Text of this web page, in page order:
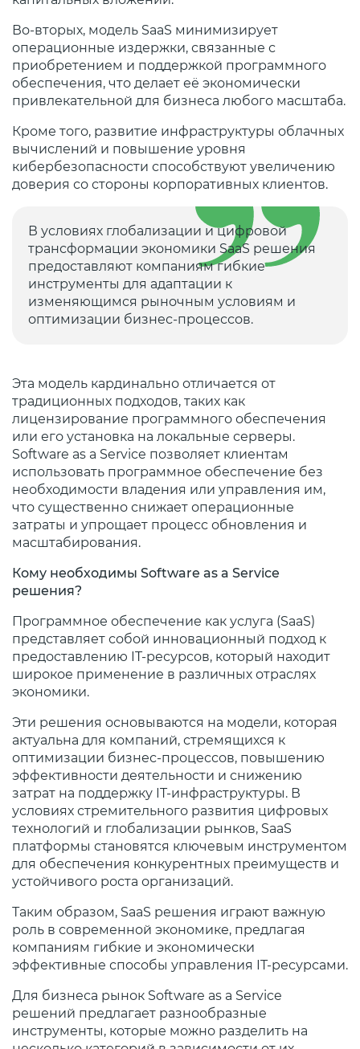
Во-вторых, модель SaaS минимизирует
операционные издержки, связанные с
приобретением и поддержкой программного
обеспечения, что делает её экономически
привлекательной для бизнеса любого масштаба.
Кроме того, развитие инфраструктуры облачных
вычислений и повышение уровня
кибербезопасности способствуют увеличению
доверия со стороны корпоративных клиентов.
В условиях глобализации и цифровой
трансформации экономики SaaS решения
предоставляют компаниям гибкие
инструменты для адаптации к
изменяющимся рыночным условиям и
оптимизации бизнес-процессов.
Эта модель кардинально отличается от
традиционных подходов, таких как
лицензирование программного обеспечения
или его установка на локальные серверы.
Software as a Service позволяет клиентам
использовать программное обеспечение без
необходимости владения или управления им,
что существенно снижает операционные
затраты и упрощает процесс обновления и
масштабирования.
Кому необходимы Software as a Service
решения?
Программное обеспечение как услуга (SaaS)
представляет собой инновационный подход к
предоставлению IT-ресурсов, который находит
широкое применение в различных отраслях
экономики.
Эти решения основываются на модели, которая
актуальна для компаний, стремящихся к
оптимизации бизнес-процессов, повышению
эффективности деятельности и снижению
затрат на поддержку IT-инфраструктуры. В
условиях стремительного развития цифровых
технологий и глобализации рынков, SaaS
платформы становятся ключевым инструментом
для обеспечения конкурентных преимуществ и
устойчивого роста организаций.
Таким образом, SaaS решения играют важную
роль в современной экономике, предлагая
компаниям гибкие и экономически
эффективные способы управления IT-ресурсами.
Для бизнеса рынок Software as a Service
решений предлагает разнообразные
инструменты, которые можно разделить на